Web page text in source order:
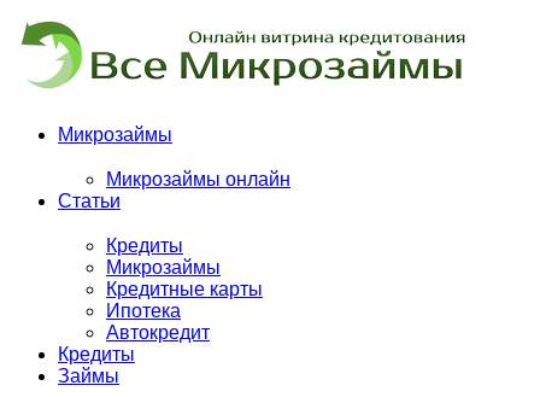
Микрозаймы
Микрозаймы онлайн
Статьи
Кредиты
Микрозаймы
Кредитные карты
Ипотека
Автокредит
Кредиты
Займы